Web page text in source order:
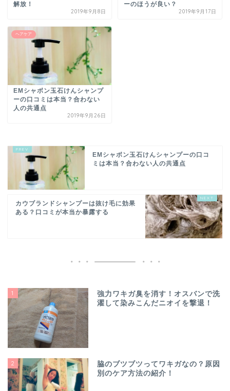
解放！
2019年9月8日
ーのほうが良い？
2019年9月17日
ヘアケア
EMシャボン玉石けんシャンプ
ーの口コミは本当？合わない
人の共通点
2019年9月26日
EMシャボン玉石けんシャンプーの口コ
ミは本当？合わない人の共通点
カウブランドシャンプーは抜け毛に効果
ある？口コミが本当か暴露する
1
強力ワキガ臭を消す！オスバンで洗
濯して染みこんだニオイを撃退！
2
脇のブツブツってワキガなの？原因
別のケア方法の紹介！